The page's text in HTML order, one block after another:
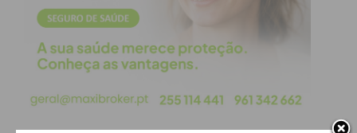
Antonino de Sousa, presidente da Câmara
Municipal de Penafiel, que não seriam contra a
vontade da população e não inviabilizariam a
proposta. “Tinha a possibilidade de poder
contraditar tudo isto. E se uma palavra houvesse do